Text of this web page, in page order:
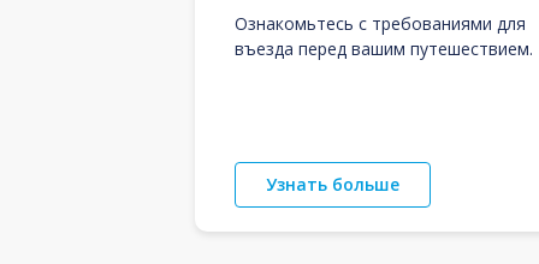
Ознакомьтесь с требованиями для
въезда перед вашим путешествием.
Узнать больше